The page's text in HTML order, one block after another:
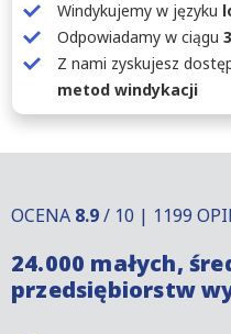
Windykujemy w języku
Odpowiadamy w ciągu
Z nami zyskujesz
metod windykacji
OCENA 8.9/ 10 | 1199
24.000 małych,
przedsiębiorstw